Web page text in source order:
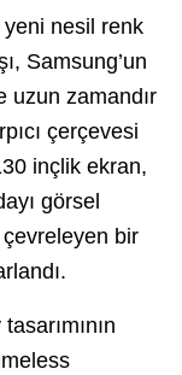
yeni nesil renk
Samsung’un
uzun zamandır
çerçevesi
inçlik ekran,
görsel
çevreleyen bir